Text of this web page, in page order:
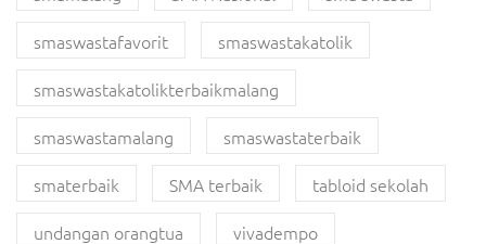
smaswastafavorit
smaswastakatolik
smaswastakatolikterbaikmalang
smaswastamalang
smaswastaterbaik
smaterbaik
SMA terbaik
tabloid sekolah
undangan orangtua
vivadempo